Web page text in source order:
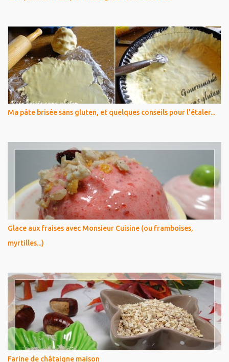
Ma pâte brisée sans gluten, et quelques conseils pour l'étaler...
Glace aux fraises avec Monsieur Cuisine (ou framboises,
myrtilles...)
Farine de châtaigne maison